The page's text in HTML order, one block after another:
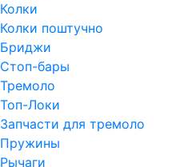
Колки
Колки поштучно
Бриджи
Стоп-бары
Тремоло
Топ-Локи
Запчасти для тремоло
Пружины
Рычаги